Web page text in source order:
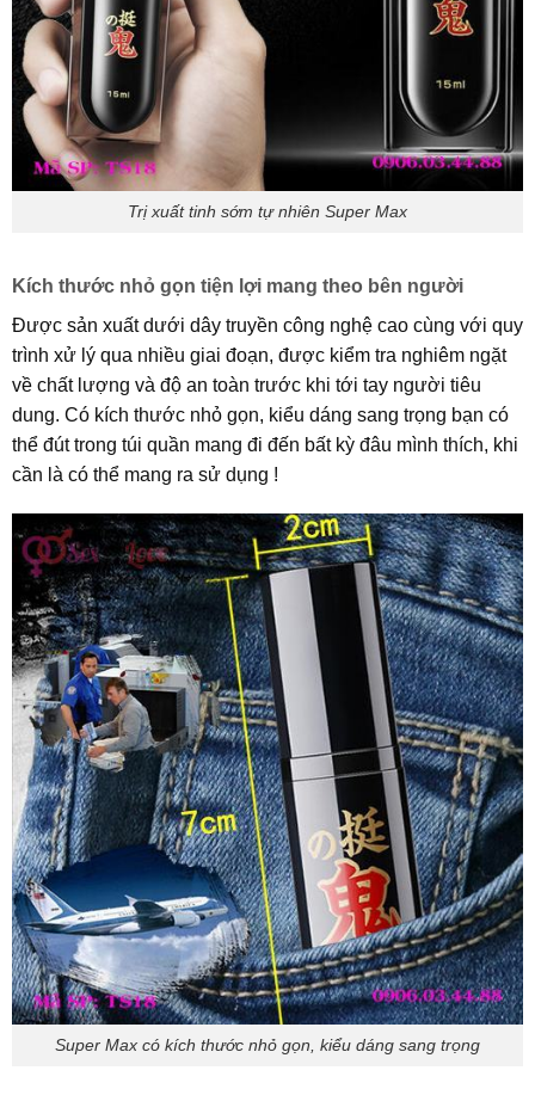
Trị xuất tinh sớm tự nhiên Super Max
Kích thước nhỏ gọn tiện lợi mang theo bên người
Được sản xuất dưới dây truyền công nghệ cao cùng với quy
trình xử lý qua nhiều giai đoạn, được kiểm tra nghiêm ngặt
về chất lượng và độ an toàn trước khi tới tay người tiêu
dung. Có kích thước nhỏ gọn, kiểu dáng sang trọng bạn có
thể đút trong túi quần mang đi đến bất kỳ đâu mình thích, khi
cần là có thể mang ra sử dụng !
Super Max có kích thước nhỏ gọn, kiểu dáng sang trọng